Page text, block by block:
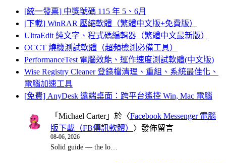
[統一發票] 中獎號碼 115 年 5、6月
[下載] WinRAR 壓縮軟體（繁體中文版+免費版）
UltraEdit 純文字、程式碼編輯器（繁體中文最新版）
OCCT 燒機測試軟體（超頻檢測必備工具）
PerformanceTest 電腦效能、運作速度測試軟體(中文版)
Wise Registry Cleaner 登錄檔清理、重組、系統最佳化、
電腦加速工具
[免費] AnyDesk 遠端桌面：跨平台遙控 Win, Mac 電腦
「 Michael Carter」於〈Facebook Messenger 電腦
版下載（FB傳訊軟體） 〉發佈留言
08-06, 2026
Solid guide — the lo…